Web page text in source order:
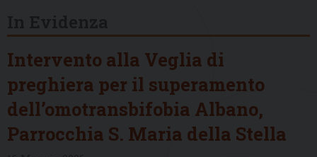
Intervento alla Veglia di
preghiera per il superamento
dell’omotransbifobia Albano,
Parrocchia S. Maria della Stella